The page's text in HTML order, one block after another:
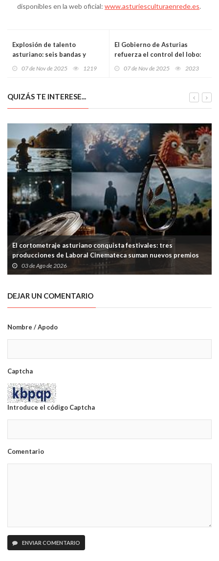
disponibles en la web oficial: www.asturiesculturaenrede.es.
Explosión de talento
asturiano: seis bandas y
Principado
07 de Nov de 2025 1219
El Gobierno de Asturias
refuerza el control del lobo:
07 de Nov de 2025 2023
QUIZÁS TE INTERESE...
El cortometraje asturiano conquista festivales: tres
producciones de Laboral Cinemateca suman nuevos premios
03 de Ago de 2026
DEJAR UN COMENTARIO
Nombre / Apodo
Captcha
Introduce el código Captcha
Comentario
ENVIAR COMENTARIO